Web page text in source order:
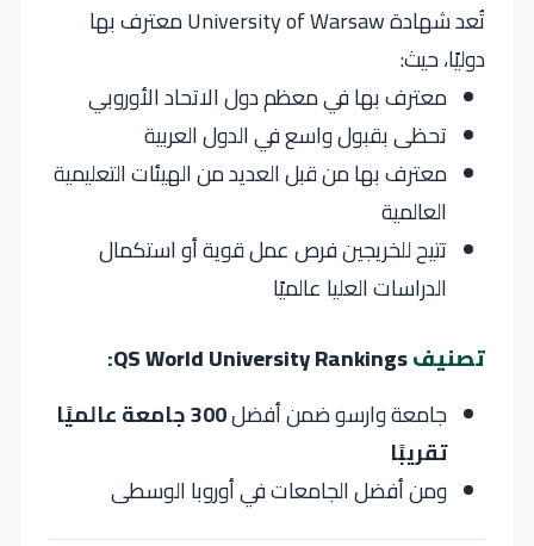
تُعد شهادةUniversity of Warsawمعترف بها
دوليًا، حيث:
معترف بها في معظم دول الاتحاد الأوروبي
تحظى بقبول واسع في الدول العربية
معترف بها من قبل العديد من الهيئات التعليمية
العالمية
تتيح للخريجين فرص عمل قوية أو استكمال
الدراسات العليا عالميًا
تصنيفQS World University Rankings
:
جامعة وارسو ضمن أفضل
300 جامعة عالميًا
تقريبًا
ومن أفضل الجامعات في أوروبا الوسطى